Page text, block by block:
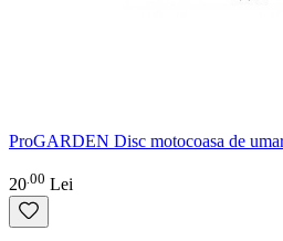
ProGARDEN Disc motocoasa de
20 00 Lei